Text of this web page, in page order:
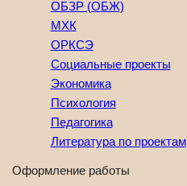
ОБЗР (ОБЖ)
МХК
ОРКСЭ
Социальные проекты
Экономика
Психология
Педагогика
Литература по проектам
Оформление работы